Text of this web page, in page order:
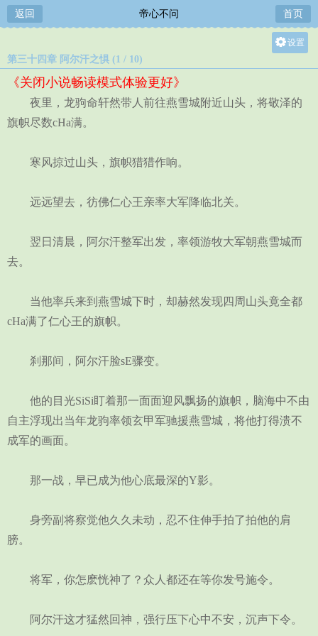
返回 帝心不问 首页
设置
中
第三十四章 阿尔汗之惧 (1 / 10)
《关闭小说畅读模式体验更好》
夜里，龙驹命轩然带人前往燕雪城附近山头，将敬泽的
旗帜尽数cHa满。
寒风掠过山头，旗帜猎猎作响。
远远望去，彷佛仁心王亲率大军降临北关。
翌日清晨，阿尔汗整军出发，率领游牧大军朝燕雪城而
去。
当他率兵来到燕雪城下时，却赫然发现四周山头竟全都
cHa满了仁心王的旗帜。
刹那间，阿尔汗脸sE骤变。
他的目光SiSi盯着那一面面迎风飘扬的旗帜，脑海中不由
自主浮现出当年龙驹率领玄甲军驰援燕雪城，将他打得溃不
成军的画面。
那一战，早已成为他心底最深的Y影。
身旁副将察觉他久久未动，忍不住伸手拍了拍他的肩
膀。
将军，你怎麽恍神了？众人都还在等你发号施令。
阿尔汗这才猛然回神，强行压下心中不安，沉声下令。